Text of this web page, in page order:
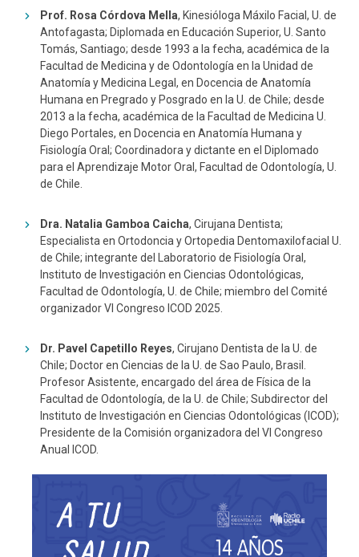
Prof. Rosa Córdova Mella, Kinesióloga Máxilo Facial, U. de
Antofagasta; Diplomada en Educación Superior, U. Santo
Tomás, Santiago; desde 1993 a la fecha, académica de la
Facultad de Medicina y de Odontología en la Unidad de
Anatomía y Medicina Legal, en Docencia de Anatomía
Humana en Pregrado y Posgrado en la U. de Chile; desde
2013 a la fecha, académica de la Facultad de Medicina U.
Diego Portales, en Docencia en Anatomía Humana y
Fisiología Oral; Coordinadora y dictante en el Diplomado
para el Aprendizaje Motor Oral, Facultad de Odontología, U.
de Chile.
Dra. Natalia Gamboa Caicha, Cirujana Dentista;
Especialista en Ortodoncia y Ortopedia Dentomaxilofacial U.
de Chile; integrante del Laboratorio de Fisiología Oral,
Instituto de Investigación en Ciencias Odontológicas,
Facultad de Odontología, U. de Chile; miembro del Comité
organizador VI Congreso ICOD 2025.
Dr. Pavel Capetillo Reyes, Cirujano Dentista de la U. de
Chile; Doctor en Ciencias de la U. de Sao Paulo, Brasil.
Profesor Asistente, encargado del área de Física de la
Facultad de Odontología, de la U. de Chile; Subdirector del
Instituto de Investigación en Ciencias Odontológicas (ICOD);
Presidente de la Comisión organizadora del VI Congreso
Anual ICOD.